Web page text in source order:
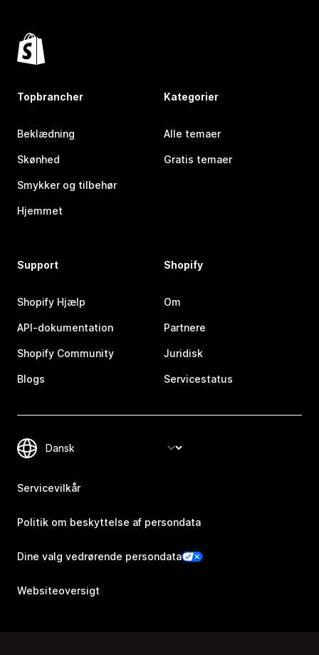
Topbrancher
Beklædning
Skønhed
Smykker og tilbehør
Hjemmet
Kategorier
Alle temaer
Gratis temaer
Support
Shopify Hjælp
API-dokumentation
Shopify Community
Blogs
Shopify
Om
Partnere
Juridisk
Servicestatus
Servicevilkår
Politik om beskyttelse af persondata
Dine valg vedrørende persondata
Websiteoversigt